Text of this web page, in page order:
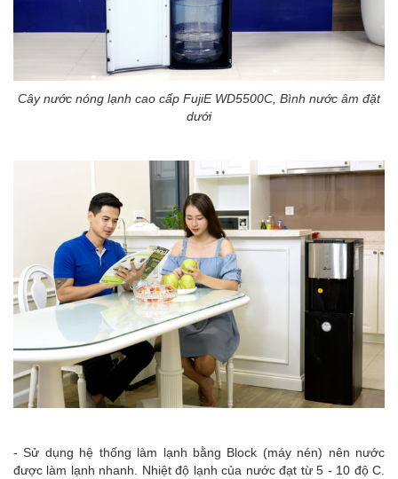
Cây nước nóng lạnh cao cấp FujiE WD5500C, Bình nước âm đặt
dưới
- Sử dụng hệ thống làm lạnh bằng Block (máy nén) nên nước
được làm lạnh nhanh. Nhiệt độ lạnh của nước đạt từ 5 - 10 độ C.